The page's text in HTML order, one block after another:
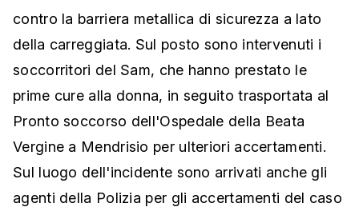
contro la barriera metallica di sicurezza a lato
della carreggiata. Sul posto sono intervenuti i
soccorritori del Sam, che hanno prestato le
prime cure alla donna, in seguito trasportata al
Pronto soccorso dell'Ospedale della Beata
Vergine a Mendrisio per ulteriori accertamenti.
Sul luogo dell'incidente sono arrivati anche gli
agenti della Polizia per gli accertamenti del caso